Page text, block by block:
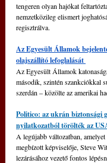
tengeren olyan hajókat
nemzetközileg elismert
regisztrálva.
Az Egyesült Államok
olajszállító lefoglalását
Az Egyesült Államok
második, szintén szankciókkal
szerdán ‒ közölte az amerikai
Politico: az ukrán biztonsági
nyilatkozatból törölték az
A legújabb változatban,
megbízott képviselője, Steve
lezárásához vezető fontos